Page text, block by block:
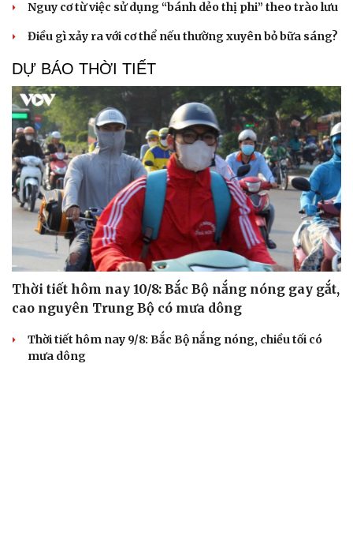
Nguy cơ từ việc sử dụng “bánh dẻo thị phi” theo trào lưu
Điều gì xảy ra với cơ thể nếu thường xuyên bỏ bữa sáng?
DỰ BÁO THỜI TIẾT
Thời tiết hôm nay 10/8: Bắc Bộ nắng nóng gay gắt,
cao nguyên Trung Bộ có mưa dông
Thời tiết hôm nay 9/8: Bắc Bộ nắng nóng, chiều tối có
mưa dông